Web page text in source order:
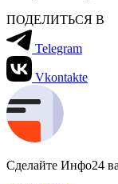
ПОДЕЛИТЬСЯ В
Telegram
Vkontakte
Сделайте Инфо24